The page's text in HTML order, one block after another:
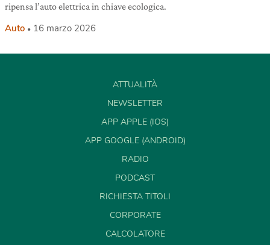
ripensa l’auto elettrica in chiave ecologica.
Auto 16 marzo 2026
ATTUALITÀ
NEWSLETTER
APP APPLE (IOS)
APP GOOGLE (ANDROID)
RADIO
PODCAST
RICHIESTA TITOLI
CORPORATE
CALCOLATORE